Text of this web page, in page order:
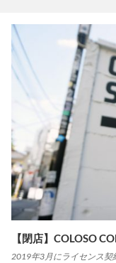
【閉店】COLOSO
2019年3月にライセンス契